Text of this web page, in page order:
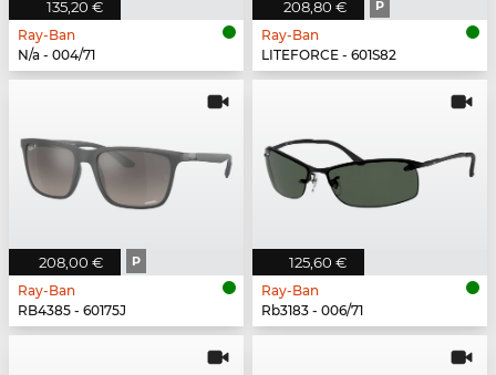
135,20 €
Ray-Ban
N/a - 004/71
208,80 € P
Ray-Ban
LITEFORCE - 601S82
208,00 € P
Ray-Ban
RB4385 - 60175J
125,60 €
Ray-Ban
Rb3183 - 006/71